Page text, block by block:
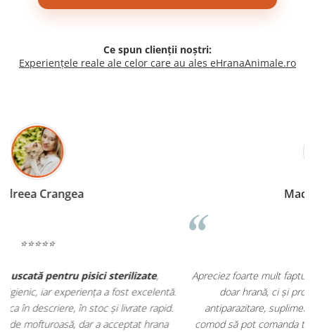
Ce spun clienții noștri:
Experiențele reale ale celor care au ales eHranaAnimale.ro
Apreciez foarte mult faptul că pe ehranaanimale.rogăsesc nu
doar hrană, ci și produse dinfarmacia veterinară:
antiparazitare, suplimente și soluții de îngrijire. Este foarte
comod să pot comanda tot ce am nevoie pentru animalul meu